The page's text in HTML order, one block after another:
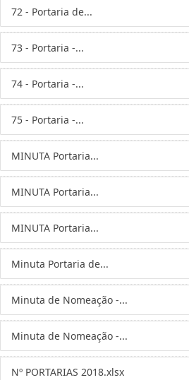
72 - Portaria de...
73 - Portaria -...
74 - Portaria -...
75 - Portaria -...
MINUTA Portaria...
MINUTA Portaria...
MINUTA Portaria...
Minuta Portaria de...
Minuta de Nomeação -...
Minuta de Nomeação -...
Nº PORTARIAS 2018.xlsx